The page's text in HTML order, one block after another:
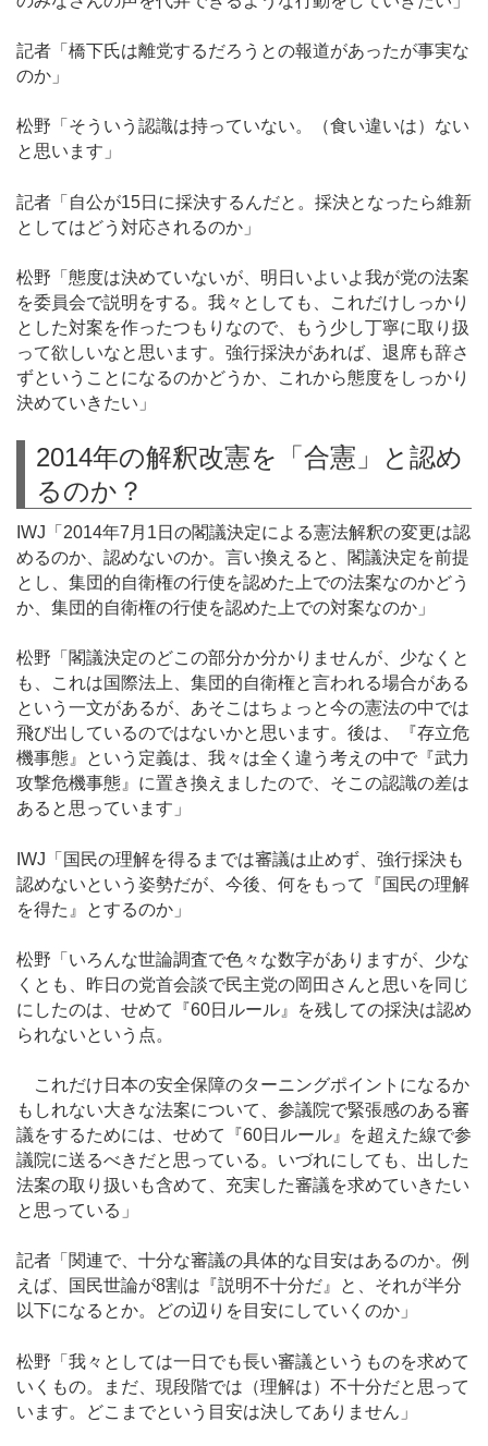
記者「橋下氏は離党するだろうとの報道があったが事実な
のか」
松野「そういう認識は持っていない。（食い違いは）ない
と思います」
記者「自公が15日に採決するんだと。採決となったら維新
としてはどう対応されるのか」
松野「態度は決めていないが、明日いよいよ我が党の法案
を委員会で説明をする。我々としても、これだけしっかり
とした対案を作ったつもりなので、もう少し丁寧に取り扱
って欲しいなと思います。強行採決があれば、退席も辞さ
ずということになるのかどうか、これから態度をしっかり
決めていきたい」
2014年の解釈改憲を「合憲」と認め
るのか？
IWJ「2014年7月1日の閣議決定による憲法解釈の変更は認
めるのか、認めないのか。言い換えると、閣議決定を前提
とし、集団的自衛権の行使を認めた上での法案なのかどう
か、集団的自衛権の行使を認めた上での対案なのか」
松野「閣議決定のどこの部分か分かりませんが、少なくと
も、これは国際法上、集団的自衛権と言われる場合がある
という一文があるが、あそこはちょっと今の憲法の中では
飛び出しているのではないかと思います。後は、『存立危
機事態』という定義は、我々は全く違う考えの中で『武力
攻撃危機事態』に置き換えましたので、そこの認識の差は
あると思っています」
IWJ「国民の理解を得るまでは審議は止めず、強行採決も
認めないという姿勢だが、今後、何をもって『国民の理解
を得た』とするのか」
松野「いろんな世論調査で色々な数字がありますが、少な
くとも、昨日の党首会談で民主党の岡田さんと思いを同じ
にしたのは、せめて『60日ルール』を残しての採決は認め
られないという点。
これだけ日本の安全保障のターニングポイントになるか
もしれない大きな法案について、参議院で緊張感のある審
議をするためには、せめて『60日ルール』を超えた線で参
議院に送るべきだと思っている。いづれにしても、出した
法案の取り扱いも含めて、充実した審議を求めていきたい
と思っている」
記者「関連で、十分な審議の具体的な目安はあるのか。例
えば、国民世論が8割は『説明不十分だ』と、それが半分
以下になるとか。どの辺りを目安にしていくのか」
松野「我々としては一日でも長い審議というものを求めて
いくもの。まだ、現段階では（理解は）不十分だと思って
います。どこまでという目安は決してありません」